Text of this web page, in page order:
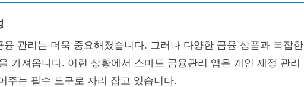
관리는 더욱 중요해졌습니다. 그러나 다양한 금융 상품과 복잡한
가져옵니다. 이런 상황에서 스마트 금융관리 앱은 개인 재정 관리
주는 필수 도구로 자리 잡고 있습니다.